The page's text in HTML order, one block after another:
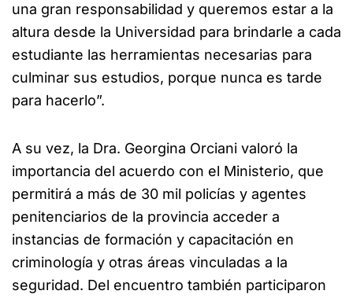
una gran responsabilidad y queremos estar a la
altura desde la Universidad para brindarle a cada
estudiante las herramientas necesarias para
culminar sus estudios, porque nunca es tarde
para hacerlo”.
A su vez, la Dra. Georgina Orciani valoró la
importancia del acuerdo con el Ministerio, que
permitirá a más de 30 mil policías y agentes
penitenciarios de la provincia acceder a
instancias de formación y capacitación en
criminología y otras áreas vinculadas a la
seguridad. Del encuentro también participaron